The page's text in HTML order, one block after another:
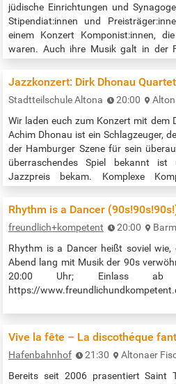
jüdische Einrichtungen und
Stipendiat:innen und
einem Konzert Komponist:innen,
waren. Auch ihre Musik galt in der
Dr. Sophie Fetthauer (Universität
Jazzkonzert: Dirk Dhonau
Stadtteilschule Altona 20:00
Wir laden euch zum Konzert mit dem
Achim Dhonau ist ein Schlagzeuger,
der Hamburger Szene für sein
überraschendes Spiel bekannt
Jazzpreis bekam. Komplexe
lyrische Melodien, all dies vereint
Großteil der…
Rhythm is a Dancer
freundlich+kompetent 20:00
Rhythm is a Dancer heißt soviel wie,
Abend lang mit Musik der 90s
20:00 Uhr; Einlass ab
https://
Vive la fête – La discothéque
Hafenbahnhof 21:30
Altonaer
Bereits seit 2006 prasentiert Saint